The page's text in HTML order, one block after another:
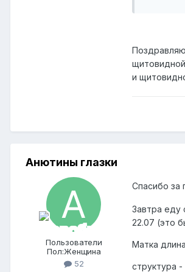
и
Анютины глазки
Пользователи
52
Пол:Женщина
Спасибо за
Завтра еду
22.07 (это
Матка
структура